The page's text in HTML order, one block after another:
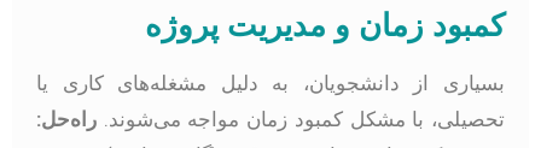
کمبود زمان و مدیریت پروژه
بسیاری از دانشجویان، به دلیل مشغله‌های کاری یا
تحصیلی، با مشکل کمبود زمان مواجه می‌شوند.راه‌حل: